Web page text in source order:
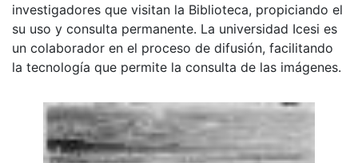
investigadores que visitan la Biblioteca, propiciando el
su uso y consulta permanente. La universidad Icesi es
un colaborador en el proceso de difusión, facilitando
la tecnología que permite la consulta de las imágenes.